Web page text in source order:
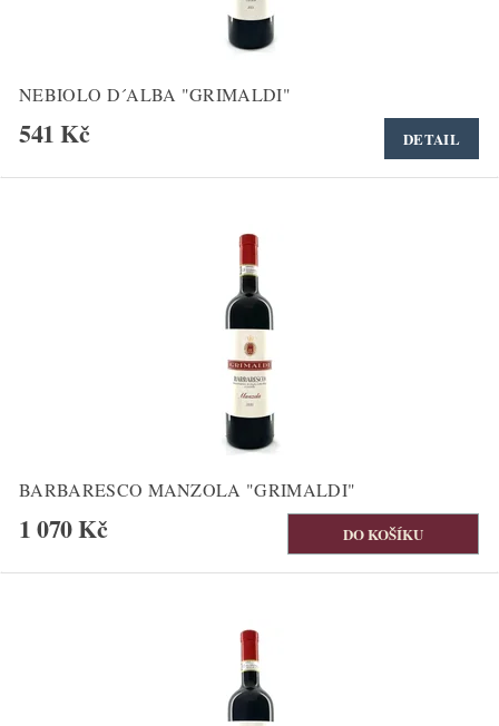
NEBIOLO D´ALBA "GRIMALDI"
541 Kč DETAIL
BARBARESCO MANZOLA "GRIMALDI"
1 070 Kč